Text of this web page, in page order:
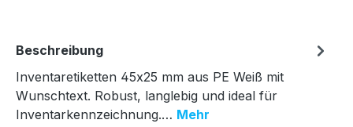
Beschreibung
Inventaretiketten 45x25 mm aus PE Weiß mit
Wunschtext. Robust, langlebig und ideal für
Inventarkennzeichnung.… Mehr